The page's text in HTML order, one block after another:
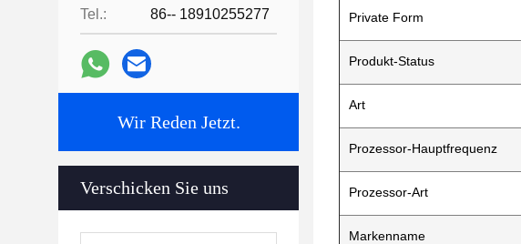
Tel.: 86-- 18910255277
Wir Reden Jetzt.
Verschicken Sie uns
Private Form
Produkt-Status
Art
Prozessor-Hauptfrequenz
Prozessor-Art
Markenname